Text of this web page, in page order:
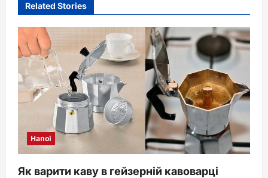
Related Stories
Напої
Як варити каву в гейзерній кавоварці